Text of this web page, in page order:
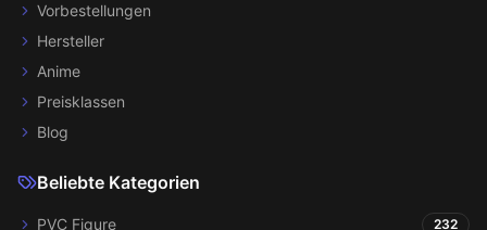
Vorbestellungen
Hersteller
Anime
Preisklassen
Blog
Beliebte Kategorien
PVC Figure 232